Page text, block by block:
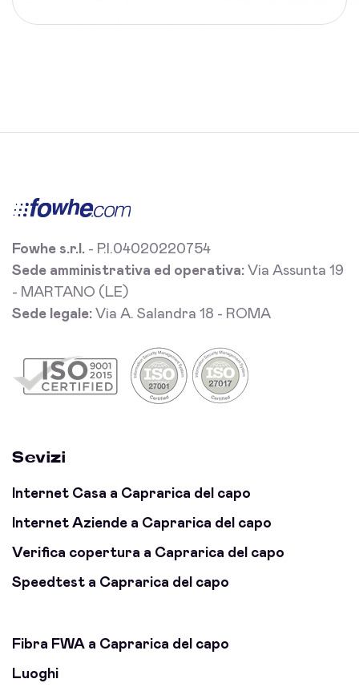
Fowhe s.r.l. - P.I.04020220754
Sede amministrativa ed operativa: Via Assunta 19
- MARTANO (LE)
Sede legale: Via A. Salandra 18 - ROMA
Sevizi
Internet Casa a Caprarica del capo
Internet Aziende a Caprarica del capo
Verifica copertura a Caprarica del capo
Speedtest a Caprarica del capo
Fibra FWA a Caprarica del capo
Luoghi